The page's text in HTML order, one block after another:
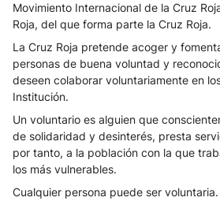
Movimiento Internacional de la Cruz
Roja, del que forma parte la Cruz Roja.
La Cruz Roja pretende acoger y
personas de buena voluntad y
deseen colaborar voluntariamente en
Institución.
Un voluntario es alguien que
de solidaridad y desinterés, presta
por tanto, a la población con la que
los más vulnerables.
Cualquier persona puede ser